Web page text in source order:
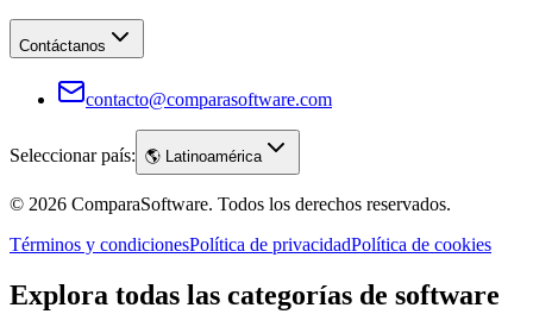
Contáctanos
contacto@comparasoftware.com
Seleccionar país: 🌎 Latinoamérica
© 2026 ComparaSoftware. Todos los derechos reservados.
Términos y condicionesPolítica de privacidadPolítica de cookies
Explora todas las categorías de software